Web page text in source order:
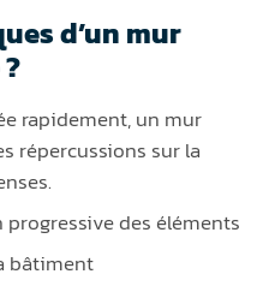
d’un mur
rapidement, un mur
répercussions sur la
des éléments
bâtiment